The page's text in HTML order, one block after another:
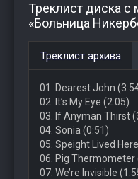
Треклист диска с
«Больница
Треклист архива
01. Dearest John
02. It’s My Eye (2:05)
03. If Anyman Thirst
04. Sonia (0:51)
05. Speight Lived
06. Pig Thermometer
07. We’re Invisible